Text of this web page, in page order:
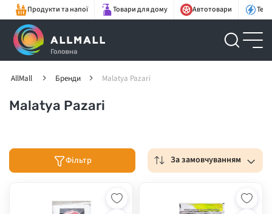
Продукти та напої Товари для дому Автотовари
AllMall Бренди Malatya Pazari
Malatya Pazari
Фільтр За замовчуванням